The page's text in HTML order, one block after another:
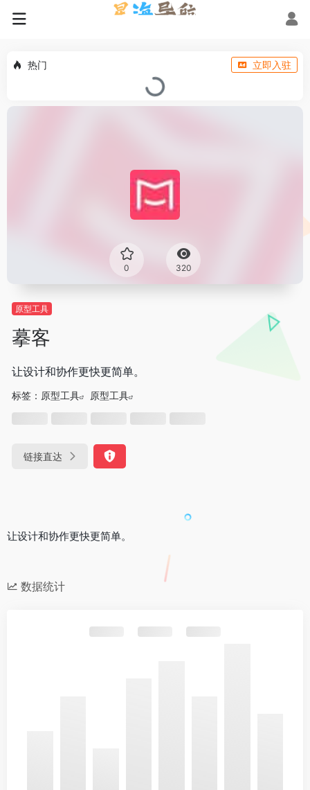
热门 立即入驻
0 320
原型工具
摹客
让设计和协作更快更简单。
标签： 原型工具 原型工具
链接直达
让设计和协作更快更简单。
数据统计